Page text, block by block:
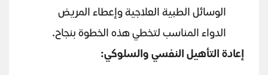
الوسائل الطبية العلاجية وإعطاء المريض
الدواء المناسب لتخطي هذه الخطوة بنجاح.
إعادة التأهيل النفسي والسلوكي: